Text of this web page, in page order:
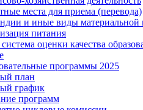
места для приема (перевода)
и иные виды материальной
питания
оценки качества
программы 2025
план
график
программ